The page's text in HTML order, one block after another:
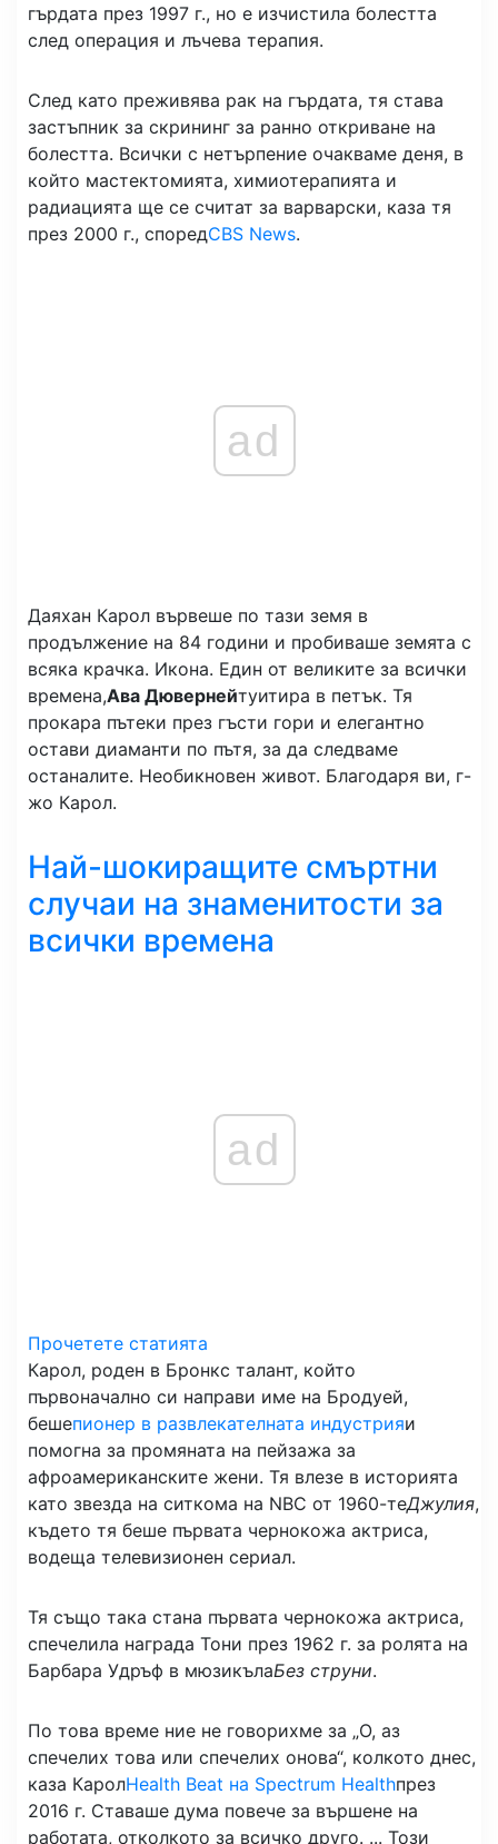
гърдата през 1997 г., но е изчистила болестта
след операция и лъчева терапия.
След като преживява рак на гърдата, тя става
застъпник за скрининг за ранно откриване на
болестта. Всички с нетърпение очакваме деня, в
който мастектомията, химиотерапията и
радиацията ще се считат за варварски, каза тя
през 2000 г., споредCBS News.
ad
Даяхан Карол вървеше по тази земя в
продължение на 84 години и пробиваше земята с
всяка крачка. Икона. Един от великите за всички
времена,Ава Дювернейтуитира в петък. Тя
прокара пътеки през гъсти гори и елегантно
остави диаманти по пътя, за да следваме
останалите. Необикновен живот. Благодаря ви, г-
жо Карол.
Най-шокиращите смъртни
случаи на знаменитости за
всички времена
ad
Прочетете статията
Карол, роден в Бронкс талант, който
първоначално си направи име на Бродуей,
бешепионер в развлекателната индустрияи
помогна за промяната на пейзажа за
афроамериканските жени. Тя влезе в историята
като звезда на ситкома на NBC от 1960-теДжулия,
където тя беше първата чернокожа актриса,
водеща телевизионен сериал.
Тя също така стана първата чернокожа актриса,
спечелила награда Тони през 1962 г. за ролята на
Барбара Удръф в мюзикълаБез струни.
По това време ние не говорихме за „О, аз
спечелих това или спечелих онова“, колкото днес,
каза КаролHealth Beat на Spectrum Healthпрез
2016 г. Ставаше дума повече за вършене на
работата, отколкото за всичко друго. ... Този